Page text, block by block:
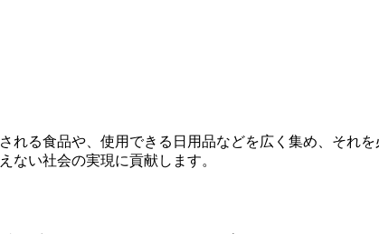
れる食品や、使用できる日用品などを広く集め、それ
ない社会の実現に貢献します。